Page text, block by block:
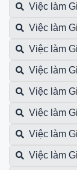
Việc làm
Việc làm
Việc làm
Việc làm
Việc làm
Việc làm
Việc làm
Việc làm